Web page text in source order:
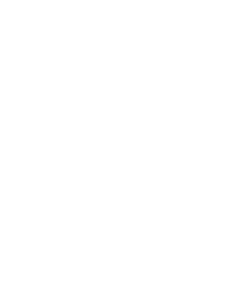
es un servicio beta
del Cliente.